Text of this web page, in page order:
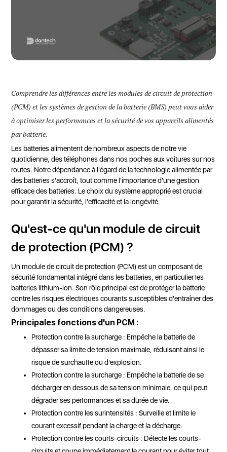
Comprendre les différences entre les modules de circuit de protection
(PCM) et les systèmes de gestion de la batterie (BMS) peut vous aider
à optimiser les performances et la sécurité de vos appareils alimentés
par batterie.
Les batteries alimentent de nombreux aspects de notre vie
quotidienne, des téléphones dans nos poches aux voitures sur nos
routes. Notre dépendance à l'égard de la technologie alimentée par
des batteries s'accroît, tout comme l'importance d'une gestion
efficace des batteries. Le choix du système approprié est crucial
pour garantir la sécurité, l'efficacité et la longévité.
Qu'est-ce qu'un module de circuit
de protection (PCM) ?
Un module de circuit de protection (PCM) est un composant de
sécurité fondamental intégré dans les batteries, en particulier les
batteries lithium-ion. Son rôle principal est de protéger la batterie
contre les risques électriques courants susceptibles d'entraîner des
dommages ou des conditions dangereuses.
Principales fonctions d'un PCM :
Protection contre la surcharge : Empêche la batterie de
dépasser sa limite de tension maximale, réduisant ainsi le
risque de surchauffe ou d'explosion.
Protection contre la surcharge : Empêche la batterie de se
décharger en dessous de sa tension minimale, ce qui peut
dégrader ses performances et sa durée de vie.
Protection contre les surintensités : Surveille et limite le
courant excessif pendant la charge et la décharge.
Protection contre les courts-circuits : Détecte les courts-